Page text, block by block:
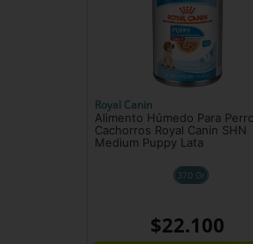
Royal Canin
Alimento Húmedo Para
Cachorros Royal Canin SHN
Medium Puppy Lata
370 Gr
$22.100